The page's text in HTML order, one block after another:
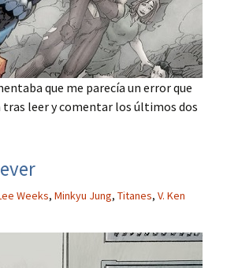
que me parecía un error que
tras leer y comentar los últimos dos
Weeks, Minkyu Jung, Titanes, V. Ken